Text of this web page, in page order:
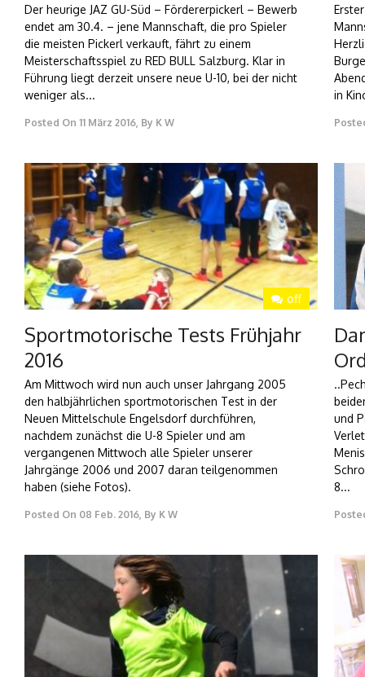
Der heurige JAZ GU-Süd – Fördererpickerl – Bewerb
endet am 30.4. – jene Mannschaft, die pro Spieler
die meisten Pickerl verkauft, fährt zu einem
Meisterschaftsspiel zu RED BULL Salzburg. Klar in
Führung liegt derzeit unsere neue U-10, bei der nicht
weniger als...
Posted On 11 März 2016, By K W
in
off
Sportmotorische Tests Frühjahr
2016
Am Mittwoch wird nun auch unser Jahrgang 2005
den halbjährlichen sportmotorischen Test in der
Neuen Mittelschule Engelsdorf durchführen,
nachdem zunächst die U-8 Spieler und am
vergangenen Mittwoch alle Spieler unserer
Jahrgänge 2006 und 2007 daran teilgenommen
haben (siehe Fotos).
Posted On 08 Feb. 2016, By K W
und
8...